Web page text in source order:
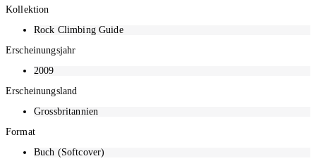
Kollektion
Rock Climbing Guide
Erscheinungsjahr
2009
Erscheinungsland
Grossbritannien
Format
Buch (Softcover)